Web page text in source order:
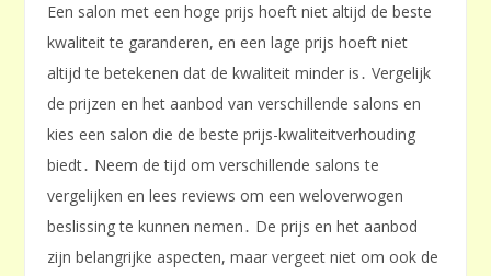
Een salon met een hoge prijs hoeft niet altijd de beste
kwaliteit te garanderen, en een lage prijs hoeft niet
altijd te betekenen dat de kwaliteit minder is․ Vergelijk
de prijzen en het aanbod van verschillende salons en
kies een salon die de beste prijs-kwaliteitverhouding
biedt․ Neem de tijd om verschillende salons te
vergelijken en lees reviews om een weloverwogen
beslissing te kunnen nemen․ De prijs en het aanbod
zijn belangrijke aspecten, maar vergeet niet om ook de